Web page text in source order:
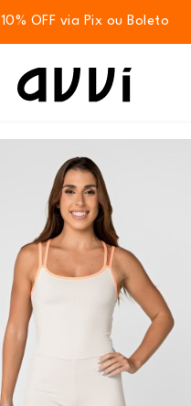
10% OFF via Pix ou Boleto